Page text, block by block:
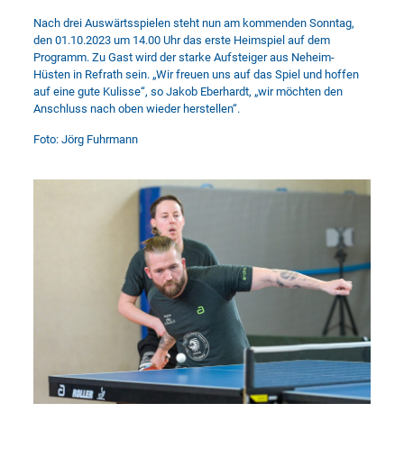
Nach drei Auswärtsspielen steht nun am kommenden Sonntag,
den 01.10.2023 um 14.00 Uhr das erste Heimspiel auf dem
Programm. Zu Gast wird der starke Aufsteiger aus Neheim-
Hüsten in Refrath sein. „Wir freuen uns auf das Spiel und hoffen
auf eine gute Kulisse“, so Jakob Eberhardt, „wir möchten den
Anschluss nach oben wieder herstellen“.
Foto: Jörg Fuhrmann